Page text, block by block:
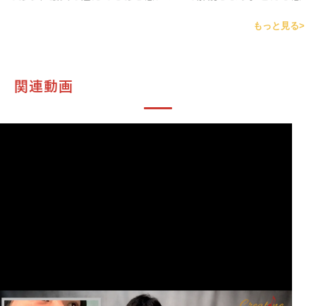
もっと見る>
関連動画